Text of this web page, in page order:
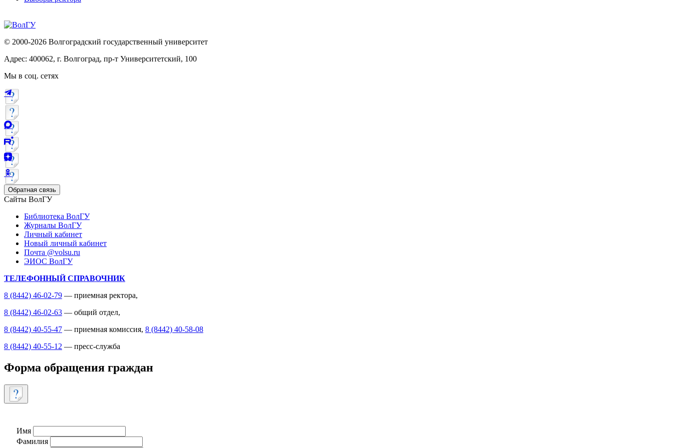
© 2000-2026 Волгоградский государственный университет
Адрес: 400062, г. Волгоград, пр-т Университетский, 100
Мы в соц. сетях
Обратная связь
Сайты ВолГУ
Библиотека ВолГУ
Журналы ВолГУ
Личный кабинет
Новый личный кабинет
Почта @volsu.ru
ЭИОС ВолГУ
ТЕЛЕФОННЫЙ СПРАВОЧНИК
8 (8442) 46-02-79 — приемная ректора,
8 (8442) 46-02-63 — общий отдел,
8 (8442) 40-55-47 — приемная комиссия, 8 (8442) 40-58-08
8 (8442) 40-55-12 — пресс-служба
Форма обращения граждан
Имя
Фамилия